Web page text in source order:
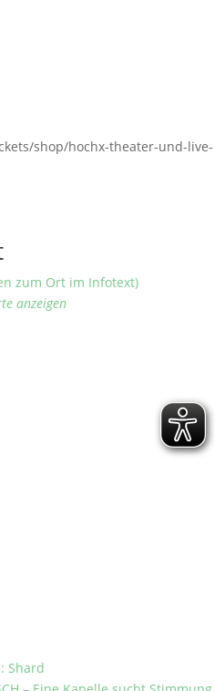
shop/hochx-theater-und-live-
zum Ort im Infotext)
anzeigen
Shard